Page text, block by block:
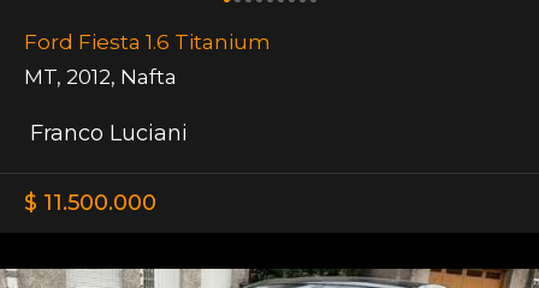
Ford Fiesta 1.6 Titanium
MT, 2012, Nafta
Franco Luciani
$ 11.500.000